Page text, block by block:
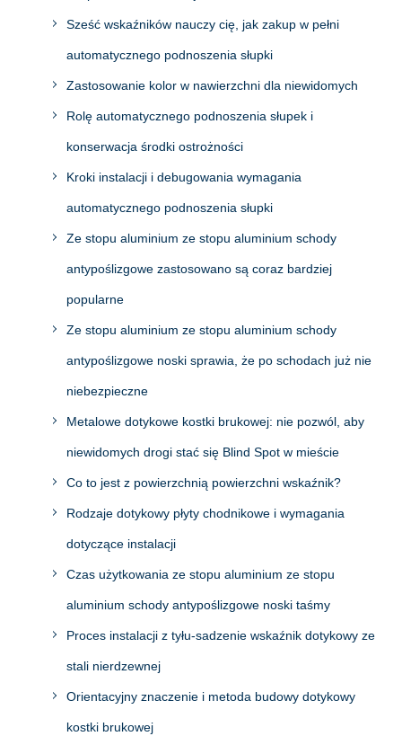
Sześć wskaźników nauczy cię, jak zakup w pełni
automatycznego podnoszenia słupki
Zastosowanie kolor w nawierzchni dla niewidomych
Rolę automatycznego podnoszenia słupek i
konserwacja środki ostrożności
Kroki instalacji i debugowania wymagania
automatycznego podnoszenia słupki
Ze stopu aluminium ze stopu aluminium schody
antypoślizgowe zastosowano są coraz bardziej
popularne
Ze stopu aluminium ze stopu aluminium schody
antypoślizgowe noski sprawia, że po schodach już nie
niebezpieczne
Metalowe dotykowe kostki brukowej: nie pozwól, aby
niewidomych drogi stać się Blind Spot w mieście
Co to jest z powierzchnią powierzchni wskaźnik?
Rodzaje dotykowy płyty chodnikowe i wymagania
dotyczące instalacji
Czas użytkowania ze stopu aluminium ze stopu
aluminium schody antypoślizgowe noski taśmy
Proces instalacji z tyłu-sadzenie wskaźnik dotykowy ze
stali nierdzewnej
Orientacyjny znaczenie i metoda budowy dotykowy
kostki brukowej